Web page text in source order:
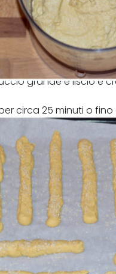
grande e liscio e
circa 25 minuti o